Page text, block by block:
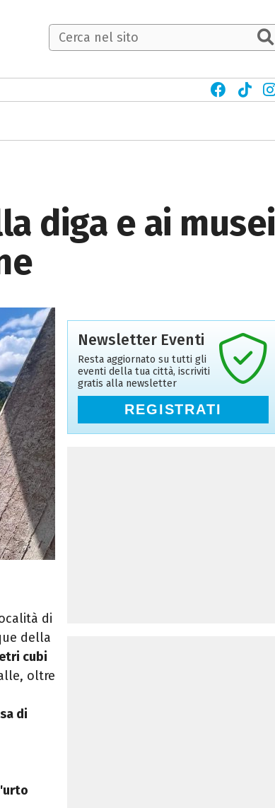
diga e ai musei
di
della
cubi
oltre
di
Newsletter Eventi
Resta aggiornato su tutti gli
eventi della tua città, iscriviti
gratis alla newsletter
REGISTRATI